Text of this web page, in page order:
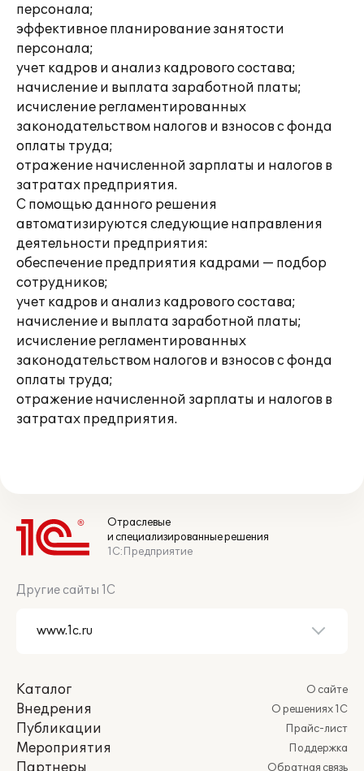
персонала;
эффективное планирование занятости
персонала;
учет кадров и анализ кадрового состава;
начисление и выплата заработной платы;
исчисление регламентированных
законодательством налогов и взносов с фонда
оплаты труда;
отражение начисленной зарплаты и налогов в
затратах предприятия.
С помощью данного решения
автоматизируются следующие направления
деятельности предприятия:
обеспечение предприятия кадрами — подбор
сотрудников;
учет кадров и анализ кадрового состава;
начисление и выплата заработной платы;
исчисление регламентированных
законодательством налогов и взносов с фонда
оплаты труда;
отражение начисленной зарплаты и налогов в
затратах предприятия.
Отраслевые
и специализированные решения
1С:Предприятие
Другие сайты 1С
Каталог
Внедрения
Публикации
Мероприятия
Партнеры
О сайте
О решениях 1С
Прайс-лист
Поддержка
Обратная связь